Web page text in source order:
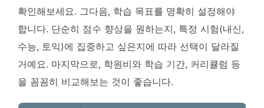
확인해보세요. 그다음, 학습 목표를 명확히 설정해야
합니다. 단순히 점수 향상을 원하는지, 특정 시험(내신,
수능, 토익)에 집중하고 싶은지에 따라 선택이 달라질
거예요. 마지막으로, 학원비와 학습 기간, 커리큘럼 등
을 꼼꼼히 비교해보는 것이 좋습니다.